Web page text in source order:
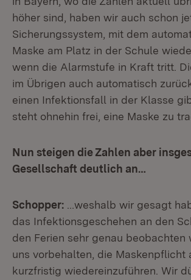
höher sind, haben wir auch schon
Sicherungssystem, mit dem
Maske am Platz in der Schule
wenn die Alarmstufe in Kraft tritt.
im Übrigen auch automatisch
einen Infektionsfall in der Klasse
steht ohnehin frei, eine Maske zu
Nun steigen die Zahlen aber
Gesellschaft deutlich an…
Schopper: …weshalb wir gesagt
das Infektionsgeschehen an den
den Ferien sehr genau beobachten
uns vorbehalten, die Maskenpflicht
kurzfristig wiedereinzuführen. Wir